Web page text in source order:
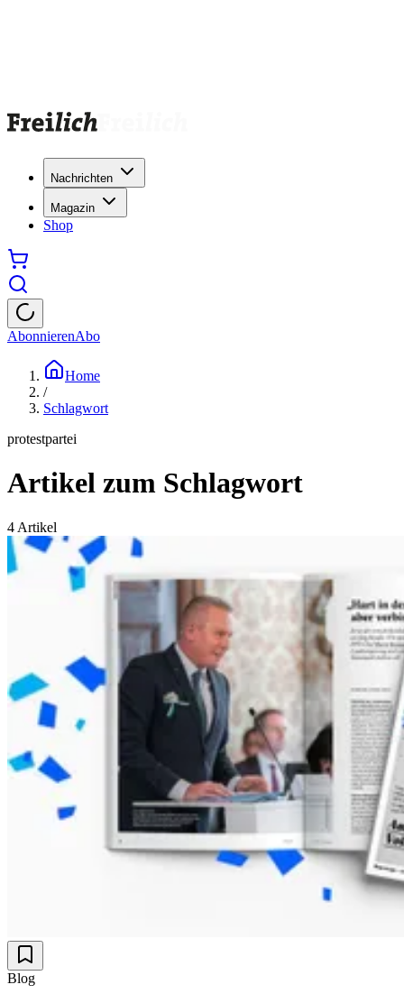
Nachrichten
Magazin
Shop
AbonnierenAbo
Home
/
Schlagwort
protestpartei
Artikel zum Schlagwort
4 Artikel
Blog